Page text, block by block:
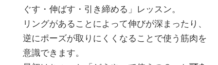
ぐす・伸ばす・引き締める」レッスン。
リングがあることによって伸びが深まったり、
逆にポーズが取りにくくなることで使う筋肉を
意識できます。